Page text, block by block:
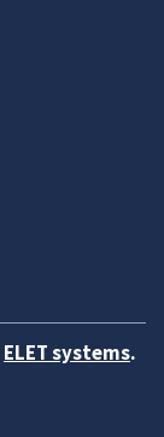
ELET systems.